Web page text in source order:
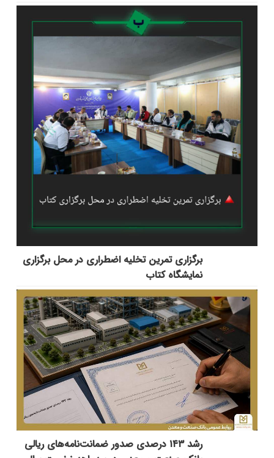
برگزاری تمرین تخلیه اضطراری در محل برگزاری
نمایشگاه کتاب
رشد ۱۴۳ درصدی صدور ضمانت‌نامه‌های ریالی